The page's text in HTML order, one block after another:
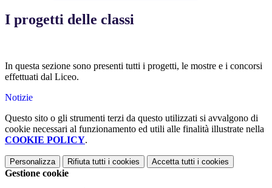
I progetti delle classi
In questa sezione sono presenti tutti i progetti, le mostre e i concorsi
effettuati dal Liceo.
Notizie
Questo sito o gli strumenti terzi da questo utilizzati si avvalgono di
cookie necessari al funzionamento ed utili alle finalità illustrate nella
COOKIE POLICY.
Personalizza Rifiuta tutti i cookies Accetta tutti i cookies
Gestione cookie